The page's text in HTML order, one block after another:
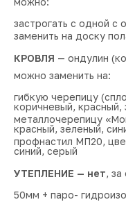
застрогать с одной с
заменить на доску
КРОВЛЯ — ондулин
можно заменить на:
гибкую черепицу
коричневый, красный,
металлочерепицу
красный, зеленый,
профнастил МП20,
синий, серый
УТЕПЛЕНИЕ — нет, за
50мм + паро-